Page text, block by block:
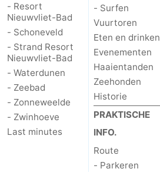
- Resort
Nieuwvliet-Bad
- Schoneveld
- Strand Resort
Nieuwvliet-Bad
- Waterdunen
- Zeebad
- Zonneweelde
- Zwinhoeve
Last minutes
- Surfen
Vuurtoren
Eten en drinken
Evenementen
Haaientanden
Zeehonden
Historie
PRAKTISCHE
INFO.
Route
- Parkeren